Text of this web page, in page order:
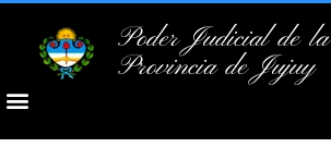
Poder Judicial de la
Provincia de Jujuy